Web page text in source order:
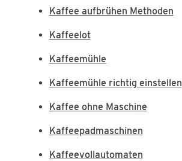
Kaffee aufbrühen Methoden
Kaffeelot
Kaffeemühle
Kaffeemühle richtig einstellen
Kaffee ohne Maschine
Kaffeepadmaschinen
Kaffeevollautomaten